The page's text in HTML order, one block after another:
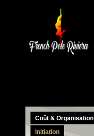
Coût & Organisation
Initiation